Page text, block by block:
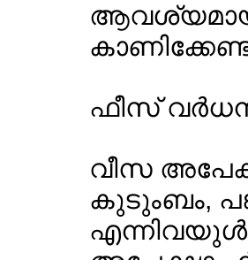
ആവശ്യമായ
ഫീസ്
വീസ
കുടുംബം,